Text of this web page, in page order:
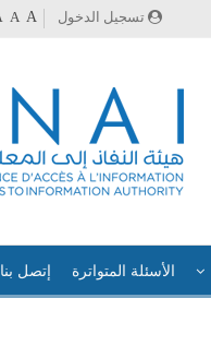
تسجيل الدخول A A
الأسئلة المتواترة إتصل بنا